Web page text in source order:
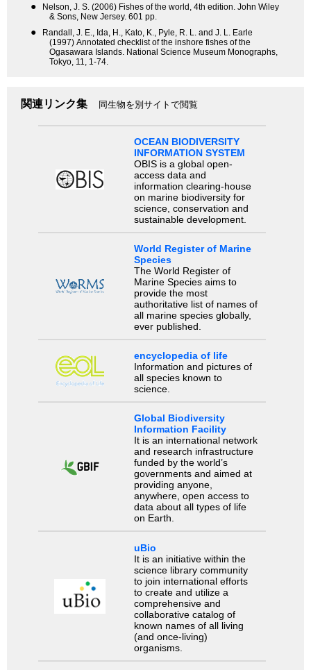
●
Nelson, J. S. (2006) Fishes of the world, 4th edition. John Wiley
& Sons, New Jersey. 601 pp.
●
Randall, J. E., Ida, H., Kato, K., Pyle, R. L. and J. L. Earle
(1997) Annotated checklist of the inshore fishes of the
Ogasawara Islands. National Science Museum Monographs,
Tokyo, 11, 1-74.
関連リンク集 同生物を別サイトで閲覧
OCEAN BIODIVERSITY
INFORMATION SYSTEM
OBIS is a global open-
access data and
information clearing-house
on marine biodiversity for
science, conservation and
sustainable development.
World Register of Marine
Species
The World Register of
Marine Species aims to
provide the most
authoritative list of names of
all marine species globally,
ever published.
encyclopedia of life
Information and pictures of
all species known to
science.
Global Biodiversity
Information Facility
It is an international network
and research infrastructure
funded by the world’s
governments and aimed at
providing anyone,
anywhere, open access to
data about all types of life
on Earth.
uBio
It is an initiative within the
science library community
to join international efforts
to create and utilize a
comprehensive and
collaborative catalog of
known names of all living
(and once-living)
organisms.